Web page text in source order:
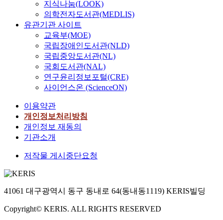
지식나눔(LOOK)
의학전자도서관(MEDLIS)
유관기관 사이트
교육부(MOE)
국립장애인도서관(NLD)
국립중앙도서관(NL)
국회도서관(NAL)
연구윤리정보포털(CRE)
사이언스온 (ScienceON)
이용약관
개인정보처리방침
개인정보 재동의
기관소개
저작물 게시중단요청
41061 대구광역시 동구 동내로 64(동내동1119) KERIS빌딩
Copyright© KERIS. ALL RIGHTS RESERVED